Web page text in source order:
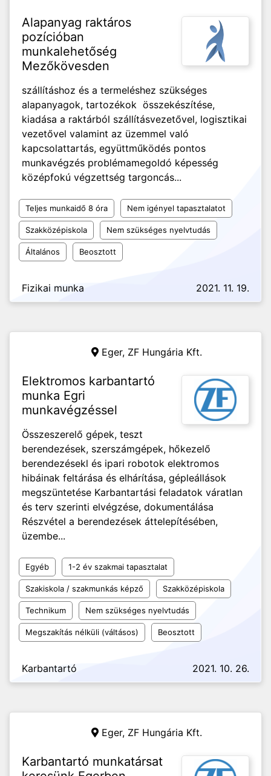
Alapanyag raktáros
pozícióban
munkalehetőség
Mezőkövesden
szállításhoz és a termeléshez szükséges
alapanyagok, tartozékok összekészítése,
kiadása a raktárból szállításvezetővel, logisztikai
vezetővel valamint az üzemmel való
kapcsolattartás, együttműködés pontos
munkavégzés problémamegoldó képesség
középfokú végzettség targoncás...
Teljes munkaidő 8 óra Nem igényel tapasztalatot
Szakközépiskola Nem szükséges nyelvtudás
Általános Beosztott
Fizikai munka 2021. 11. 19.
Eger, ZF Hungária Kft.
Elektromos karbantartó
munka Egri
munkavégzéssel
Összeszerelő gépek, teszt
berendezések, szerszámgépek, hőkezelő
berendezésekl és ipari robotok elektromos
hibáinak feltárása és elhárítása, gépleállások
megszüntetése Karbantartási feladatok váratlan
és terv szerinti elvégzése, dokumentálása
Részvétel a berendezések áttelepítésében,
üzembe...
Egyéb 1-2 év szakmai tapasztalat
Szakiskola / szakmunkás képző Szakközépiskola
Technikum Nem szükséges nyelvtudás
Megszakítás nélküli (váltásos) Beosztott
Karbantartó 2021. 10. 26.
Eger, ZF Hungária Kft.
Karbantartó munkatársat